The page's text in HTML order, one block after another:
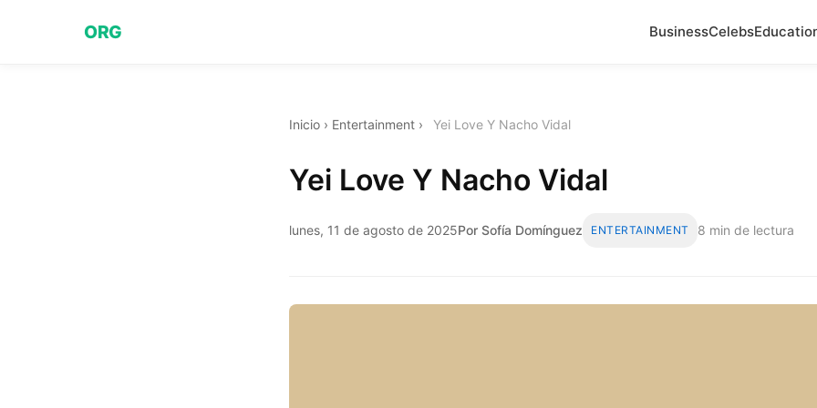
ORG BusinessCelebs
Inicio › Entertainment › Yei Love Y Nacho Vidal
Yei Love Y Nacho Vidal
lunes, 11 de agosto de 2025Por Sofía Domínguez ENTERTAINMENT 8 min de lectura